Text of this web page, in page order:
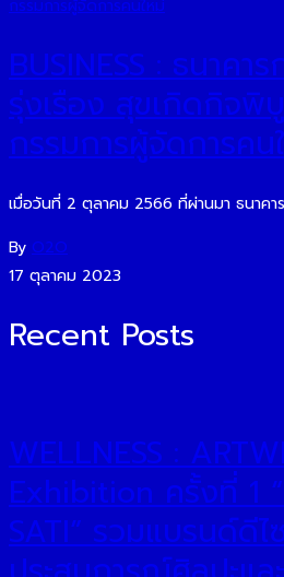
BUSINESS : ธนาคา
รุ่งเรือง สุขเกิดกิจพิ
กรรมการผู้จัดการคน
เมื่อวันที่ 2 ตุลาคม 2566 ที่ผ่านมา ธนาคา
By O2O
17 ตุลาคม 2023
Recent Posts
WELLNESS :
Exhibition ครั้งที่ 1
SATI” รวมแบรนด์ดี